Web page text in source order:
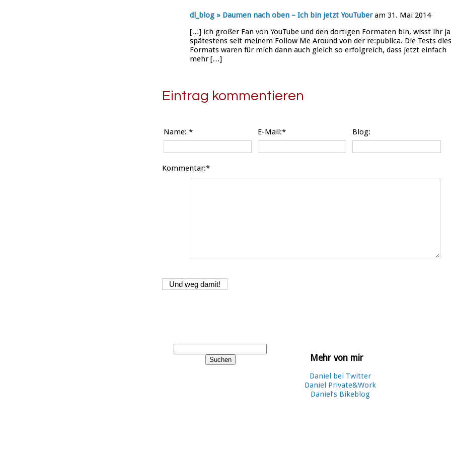
dl_blog » Daumen nach oben – Ich bin jetzt YouTuberam 31. Mai 2014
[…] ich großer Fan von YouTube und den dortigen Formaten bin, wisst ihr ja
spätestens seit meinem Follow Me Around von der re:publica. Die Tests
Formats waren für mich dann auch gleich so erfolgreich, dass jetzt einfach
mehr […]
Eintrag kommentieren
Name: * E-Mail:* Blog:
Kommentar:*
Mehr von mir
Daniel bei Twitter
Daniel Private&Work
Daniel’s Bikeblog